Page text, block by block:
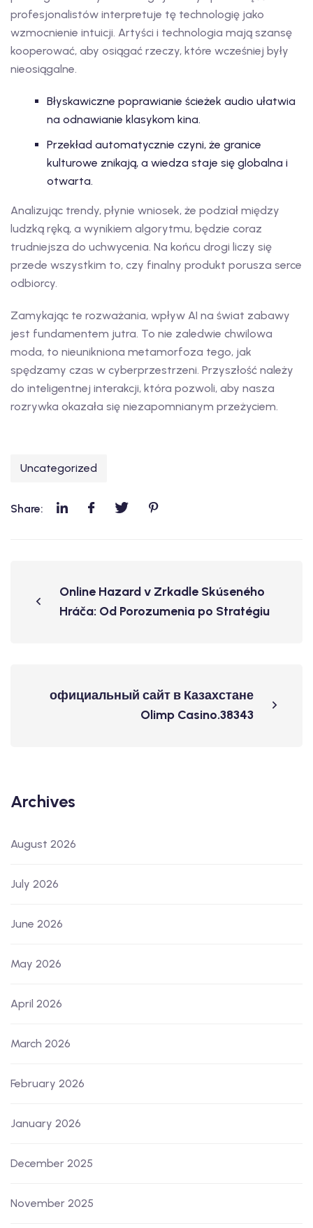
profesjonalistów interpretuje tę technologię jako
wzmocnienie intuicji. Artyści i technologia mają szansę
kooperować, aby osiągać rzeczy, które wcześniej były
nieosiągalne.
Błyskawiczne poprawianie ścieżek audio ułatwia
na odnawianie klasykom kina.
Przekład automatycznie czyni, że granice
kulturowe znikają, a wiedza staje się globalna i
otwarta.
Analizując trendy, płynie wniosek, że podział między
ludzką ręką, a wynikiem algorytmu, będzie coraz
trudniejsza do uchwycenia. Na końcu drogi liczy się
przede wszystkim to, czy finalny produkt porusza serce
odbiorcy.
Zamykając te rozważania, wpływ AI na świat zabawy
jest fundamentem jutra. To nie zaledwie chwilowa
moda, to nieunikniona metamorfoza tego, jak
spędzamy czas w cyberprzestrzeni. Przyszłość należy
do inteligentnej interakcji, która pozwoli, aby nasza
rozrywka okazała się niezapomnianym przeżyciem.
Uncategorized
Share:
Online Hazard v Zrkadle Skúseného
Hráča: Od Porozumenia po Stratégiu
официальный сайт в Казахстане
Olimp Casino.38343
Archives
August 2026
July 2026
June 2026
May 2026
April 2026
March 2026
February 2026
January 2026
December 2025
November 2025